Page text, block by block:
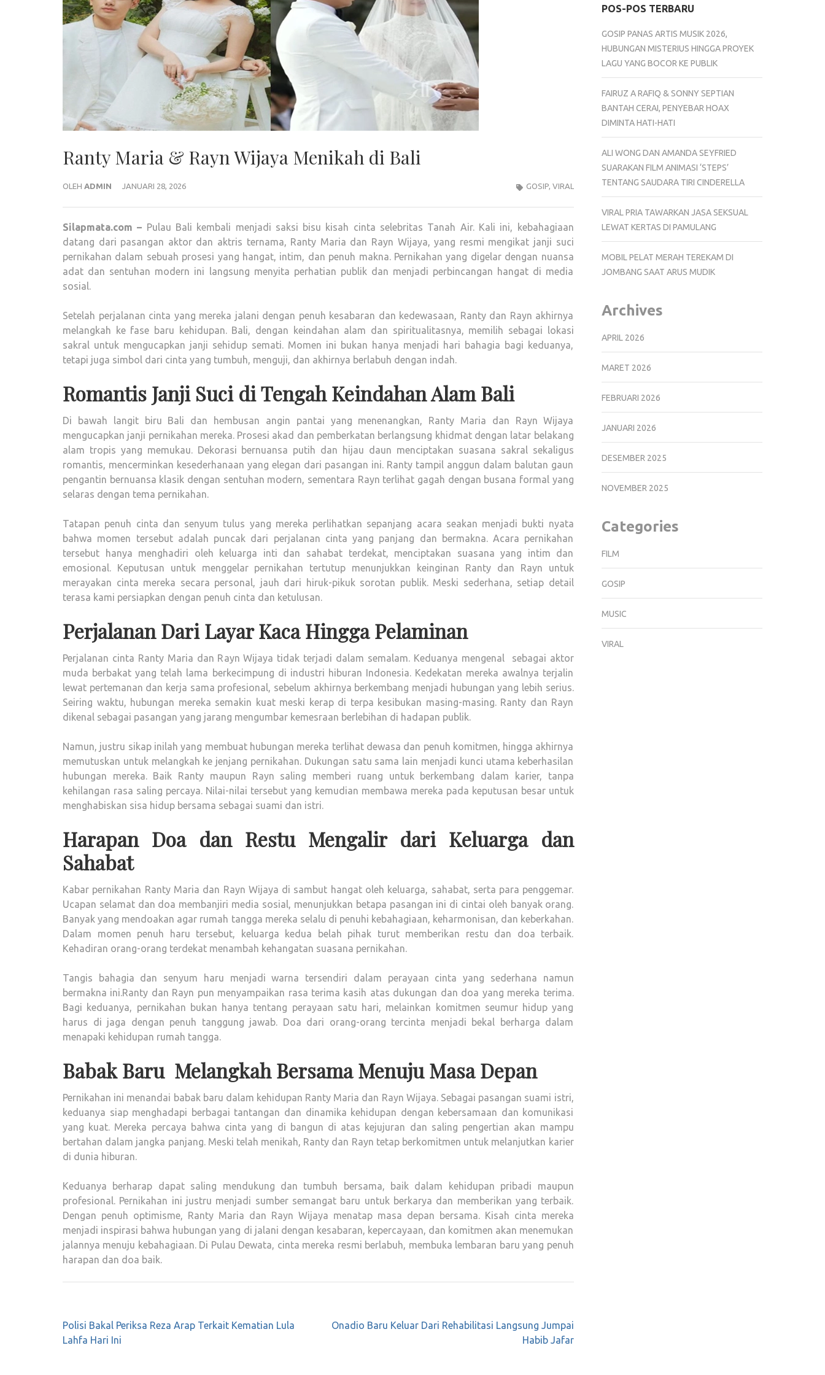
Ranty Maria & Rayn Wijaya Menikah di Bali
OLEH ADMIN JANUARI 28, 2026 GOSIP, VIRAL
Silapmata.com – Pulau Bali kembali menjadi saksi bisu kisah cinta selebritas Tanah Air. Kali ini, kebahagiaan
datang dari pasangan aktor dan aktris ternama, Ranty Maria dan Rayn Wijaya, yang resmi mengikat janji suci
pernikahan dalam sebuah prosesi yang hangat, intim, dan penuh makna. Pernikahan yang digelar dengan nuansa
adat dan sentuhan modern ini langsung menyita perhatian publik dan menjadi perbincangan hangat di media
sosial.
Setelah perjalanan cinta yang mereka jalani dengan penuh kesabaran dan kedewasaan, Ranty dan Rayn akhirnya
melangkah ke fase baru kehidupan. Bali, dengan keindahan alam dan spiritualitasnya, memilih sebagai lokasi
sakral untuk mengucapkan janji sehidup semati. Momen ini bukan hanya menjadi hari bahagia bagi keduanya,
tetapi juga simbol dari cinta yang tumbuh, menguji, dan akhirnya berlabuh dengan indah.
Romantis Janji Suci di Tengah Keindahan Alam Bali
Di bawah langit biru Bali dan hembusan angin pantai yang menenangkan, Ranty Maria dan Rayn Wijaya
mengucapkan janji pernikahan mereka. Prosesi akad dan pemberkatan berlangsung khidmat dengan latar belakang
alam tropis yang memukau. Dekorasi bernuansa putih dan hijau daun menciptakan suasana sakral sekaligus
romantis, mencerminkan kesederhanaan yang elegan dari pasangan ini. Ranty tampil anggun dalam balutan gaun
pengantin bernuansa klasik dengan sentuhan modern, sementara Rayn terlihat gagah dengan busana formal yang
selaras dengan tema pernikahan.
Tatapan penuh cinta dan senyum tulus yang mereka perlihatkan sepanjang acara seakan menjadi bukti nyata
bahwa momen tersebut adalah puncak dari perjalanan cinta yang panjang dan bermakna. Acara pernikahan
tersebut hanya menghadiri oleh keluarga inti dan sahabat terdekat, menciptakan suasana yang intim dan
emosional. Keputusan untuk menggelar pernikahan tertutup menunjukkan keinginan Ranty dan Rayn untuk
merayakan cinta mereka secara personal, jauh dari hiruk-pikuk sorotan publik. Meski sederhana, setiap detail
terasa kami persiapkan dengan penuh cinta dan ketulusan.
Perjalanan Dari Layar Kaca Hingga Pelaminan
Perjalanan cinta Ranty Maria dan Rayn Wijaya tidak terjadi dalam semalam. Keduanya mengenal sebagai aktor
muda berbakat yang telah lama berkecimpung di industri hiburan Indonesia. Kedekatan mereka awalnya terjalin
lewat pertemanan dan kerja sama profesional, sebelum akhirnya berkembang menjadi hubungan yang lebih serius.
Seiring waktu, hubungan mereka semakin kuat meski kerap di terpa kesibukan masing-masing. Ranty dan Rayn
dikenal sebagai pasangan yang jarang mengumbar kemesraan berlebihan di hadapan publik.
Namun, justru sikap inilah yang membuat hubungan mereka terlihat dewasa dan penuh komitmen, hingga akhirnya
memutuskan untuk melangkah ke jenjang pernikahan. Dukungan satu sama lain menjadi kunci utama keberhasilan
hubungan mereka. Baik Ranty maupun Rayn saling memberi ruang untuk berkembang dalam karier, tanpa
kehilangan rasa saling percaya. Nilai-nilai tersebut yang kemudian membawa mereka pada keputusan besar untuk
menghabiskan sisa hidup bersama sebagai suami dan istri.
Harapan Doa dan Restu Mengalir dari Keluarga dan
Sahabat
Kabar pernikahan Ranty Maria dan Rayn Wijaya di sambut hangat oleh keluarga, sahabat, serta para penggemar.
Ucapan selamat dan doa membanjiri media sosial, menunjukkan betapa pasangan ini di cintai oleh banyak orang.
Banyak yang mendoakan agar rumah tangga mereka selalu di penuhi kebahagiaan, keharmonisan, dan keberkahan.
Dalam momen penuh haru tersebut, keluarga kedua belah pihak turut memberikan restu dan doa terbaik.
Kehadiran orang-orang terdekat menambah kehangatan suasana pernikahan.
Tangis bahagia dan senyum haru menjadi warna tersendiri dalam perayaan cinta yang sederhana namun
bermakna ini.Ranty dan Rayn pun menyampaikan rasa terima kasih atas dukungan dan doa yang mereka terima.
Bagi keduanya, pernikahan bukan hanya tentang perayaan satu hari, melainkan komitmen seumur hidup yang
harus di jaga dengan penuh tanggung jawab. Doa dari orang-orang tercinta menjadi bekal berharga dalam
menapaki kehidupan rumah tangga.
Babak Baru Melangkah Bersama Menuju Masa Depan
Pernikahan ini menandai babak baru dalam kehidupan Ranty Maria dan Rayn Wijaya. Sebagai pasangan suami istri,
keduanya siap menghadapi berbagai tantangan dan dinamika kehidupan dengan kebersamaan dan komunikasi
yang kuat. Mereka percaya bahwa cinta yang di bangun di atas kejujuran dan saling pengertian akan mampu
bertahan dalam jangka panjang. Meski telah menikah, Ranty dan Rayn tetap berkomitmen untuk melanjutkan karier
di dunia hiburan.
Keduanya berharap dapat saling mendukung dan tumbuh bersama, baik dalam kehidupan pribadi maupun
profesional. Pernikahan ini justru menjadi sumber semangat baru untuk berkarya dan memberikan yang terbaik.
Dengan penuh optimisme, Ranty Maria dan Rayn Wijaya menatap masa depan bersama. Kisah cinta mereka
menjadi inspirasi bahwa hubungan yang di jalani dengan kesabaran, kepercayaan, dan komitmen akan menemukan
jalannya menuju kebahagiaan. Di Pulau Dewata, cinta mereka resmi berlabuh, membuka lembaran baru yang penuh
harapan dan doa baik.
Navigasi
pos
Polisi Bakal Periksa Reza Arap Terkait Kematian Lula
Lahfa Hari Ini
Onadio Baru Keluar Dari Rehabilitasi Langsung Jumpai
Habib Jafar
POS-POS TERBARU
GOSIP PANAS ARTIS MUSIK 2026,
HUBUNGAN MISTERIUS HINGGA PROYEK
LAGU YANG BOCOR KE PUBLIK
FAIRUZ A RAFIQ & SONNY SEPTIAN
BANTAH CERAI, PENYEBAR HOAX
DIMINTA HATI-HATI
ALI WONG DAN AMANDA SEYFRIED
SUARAKAN FILM ANIMASI ‘STEPS’
TENTANG SAUDARA TIRI CINDERELLA
VIRAL PRIA TAWARKAN JASA SEKSUAL
LEWAT KERTAS DI PAMULANG
MOBIL PELAT MERAH TEREKAM DI
JOMBANG SAAT ARUS MUDIK
Archives
APRIL 2026
MARET 2026
FEBRUARI 2026
JANUARI 2026
DESEMBER 2025
NOVEMBER 2025
Categories
FILM
GOSIP
MUSIC
VIRAL